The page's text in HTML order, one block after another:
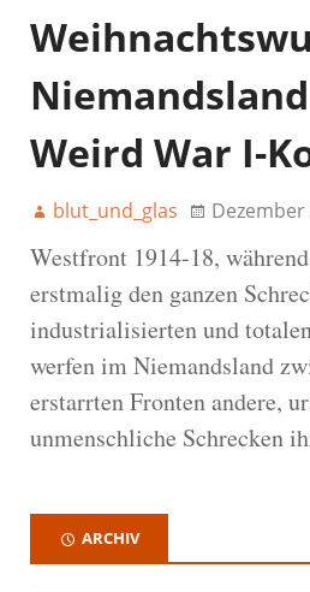
Weird War I-
blut_und_glas Dezember
Westfront 1914-18,
erstmalig den ganzen
industrialisierten und
werfen im Niemandsland
erstarrten Fronten andere,
unmenschliche Schrecken
ARCHIV